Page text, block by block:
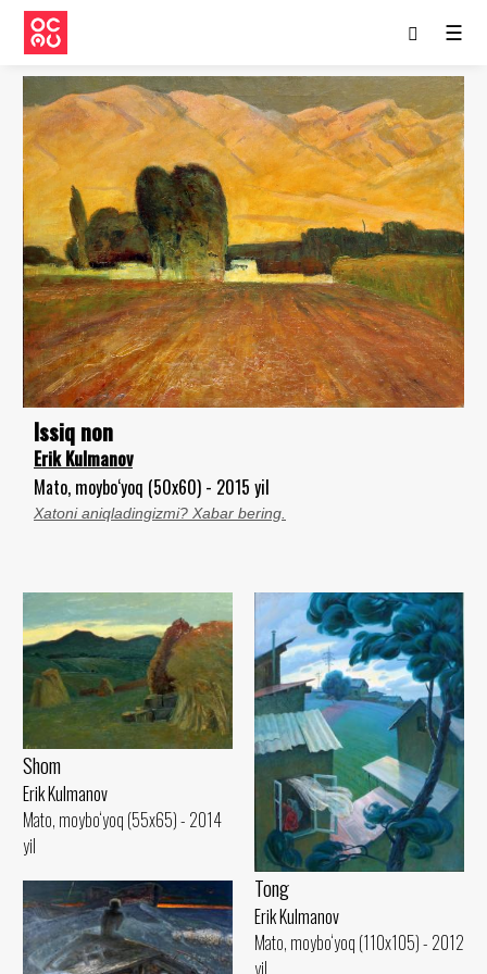
☰
Issiq non
Erik Kulmanov
Mato, moybo‘yoq (50x60) - 2015 yil
Xatoni aniqladingizmi? Xabar bering.
Shom
Erik Kulmanov
Mato, moybo‘yoq (55x65) - 2014
yil
Tong
Erik Kulmanov
Mato, moybo‘yoq (110x105) - 2012
yil